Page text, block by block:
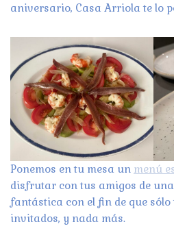
aniversario, Casa Arriola te lo
Ponemos en tu mesa un menú
disfrutar con tus amigos de
fantástica con el fin de que sólo
invitados, y nada más.